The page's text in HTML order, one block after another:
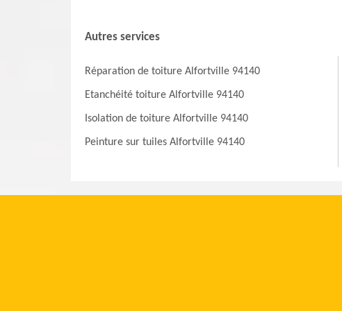
Autres services
Réparation de toiture Alfortville 94140
Etanchéité toiture Alfortville 94140
Isolation de toiture Alfortville 94140
Peinture sur tuiles Alfortville 94140